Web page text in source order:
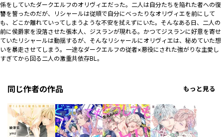
係をしていたダークエルフのオリヴィエだった。二人は自分たちを陥れた者への復
讐を誓ったのだが、リシャールは従順で自分にべったりなオリヴィエを前にして
も、どこか離れていってしまうような不安を拭えずにいた。そんなある日、二人の
前に侯爵家を没落させた張本人、ジスランが現れる。かつてジスランに好意を寄せ
ていたリシャールは動揺するが、そんなリシャールにオリヴィエは、秘めていた想
いを暴走させてしまう――。一途なダークエルフの従者×悪役にされた強がりな主愛し
すぎてから回る二人の激重共依存BL。
同じ作者の作品 もっと見る